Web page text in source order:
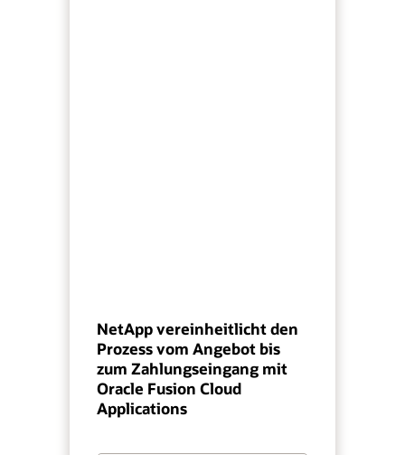
NetApp vereinheitlicht den
Prozess vom Angebot bis
zum Zahlungseingang mit
Oracle Fusion Cloud
Applications